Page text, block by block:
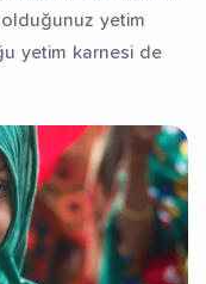
olduğunuz yetim
yetim karnesi de